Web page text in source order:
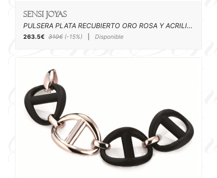
SENSI joyas
PULSERA PLATA RECUBIERTO ORO ROSA Y ACRILICO
263.5€ 310€ (-15%) Disponible